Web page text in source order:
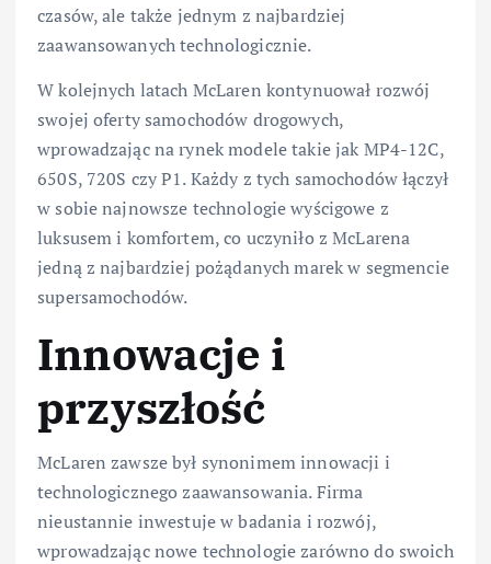
czasów, ale także jednym z najbardziej
zaawansowanych technologicznie.
W kolejnych latach McLaren kontynuował rozwój
swojej oferty samochodów drogowych,
wprowadzając na rynek modele takie jak MP4-12C,
650S, 720S czy P1. Każdy z tych samochodów łączył
w sobie najnowsze technologie wyścigowe z
luksusem i komfortem, co uczyniło z McLarena
jedną z najbardziej pożądanych marek w segmencie
supersamochodów.
Innowacje i
przyszłość
McLaren zawsze był synonimem innowacji i
technologicznego zaawansowania. Firma
nieustannie inwestuje w badania i rozwój,
wprowadzając nowe technologie zarówno do swoich